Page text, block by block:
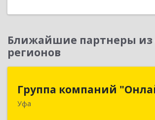
Ближайшие партнеры из
регионов
Группа компаний
Уфа
Группа компаний
450006, Башкортостан Респ, г.о.